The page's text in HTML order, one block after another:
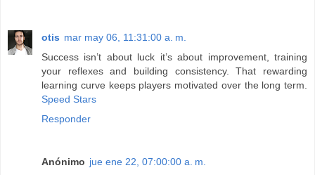
otis mar may 06, 11:31:00 a. m.
Success isn’t about luck it’s about improvement, training
your reflexes and building consistency. That rewarding
learning curve keeps players motivated over the long term.
Speed Stars
Responder
Anónimo jue ene 22, 07:00:00 a. m.